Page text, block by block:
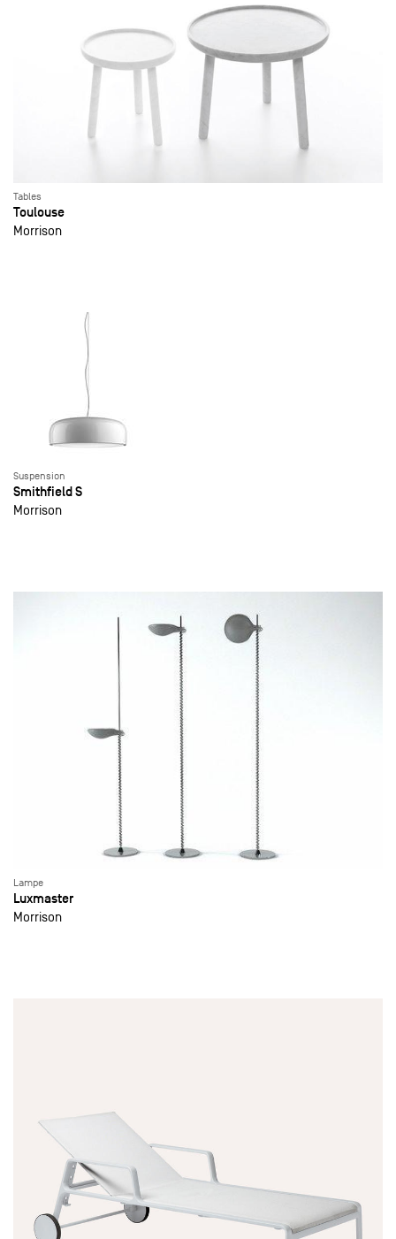
Tables
Toulouse
Morrison
Suspension
Smithfield S
Morrison
Lampe
Luxmaster
Morrison